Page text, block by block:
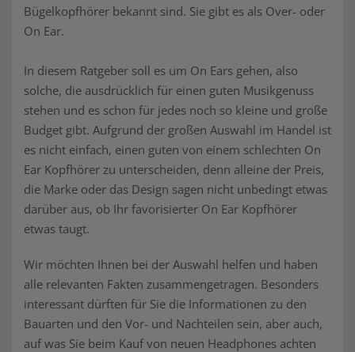
Bügelkopfhörer bekannt sind. Sie gibt es als Over- oder
On Ear.
In diesem Ratgeber soll es um On Ears gehen, also
solche, die ausdrücklich für einen guten Musikgenuss
stehen und es schon für jedes noch so kleine und große
Budget gibt. Aufgrund der großen Auswahl im Handel ist
es nicht einfach, einen guten von einem schlechten On
Ear Kopfhörer zu unterscheiden, denn alleine der Preis,
die Marke oder das Design sagen nicht unbedingt etwas
darüber aus, ob Ihr favorisierter On Ear Kopfhörer
etwas taugt.
Wir möchten Ihnen bei der Auswahl helfen und haben
alle relevanten Fakten zusammengetragen. Besonders
interessant dürften für Sie die Informationen zu den
Bauarten und den Vor- und Nachteilen sein, aber auch,
auf was Sie beim Kauf von neuen Headphones achten